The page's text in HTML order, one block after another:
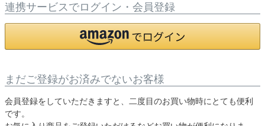
連携サービスでログイン・会員登録
まだご登録がお済みでないお客様
会員登録をしていただきますと、二度目のお買い物時にとても便利
です。